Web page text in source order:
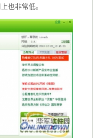
也非常低。